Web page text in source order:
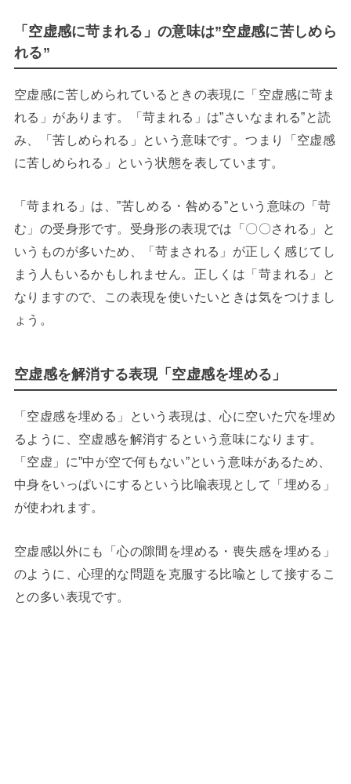
「空虚感に苛まれる」の意味は”空虚感に苦しめら
れる”
空虚感に苦しめられているときの表現に「空虚感に苛ま
れる」があります。「苛まれる」は”さいなまれる”と読
み、「苦しめられる」という意味です。つまり「空虚感
に苦しめられる」という状態を表しています。
「苛まれる」は、”苦しめる・咎める”という意味の「苛
む」の受身形です。受身形の表現では「〇〇される」と
いうものが多いため、「苛まされる」が正しく感じてし
まう人もいるかもしれません。正しくは「苛まれる」と
なりますので、この表現を使いたいときは気をつけまし
ょう。
空虚感を解消する表現「空虚感を埋める」
「空虚感を埋める」という表現は、心に空いた穴を埋め
るように、空虚感を解消するという意味になります。
「空虚」に”中が空で何もない”という意味があるため、
中身をいっぱいにするという比喩表現として「埋める」
が使われます。
空虚感以外にも「心の隙間を埋める・喪失感を埋める」
のように、心理的な問題を克服する比喩として接するこ
との多い表現です。